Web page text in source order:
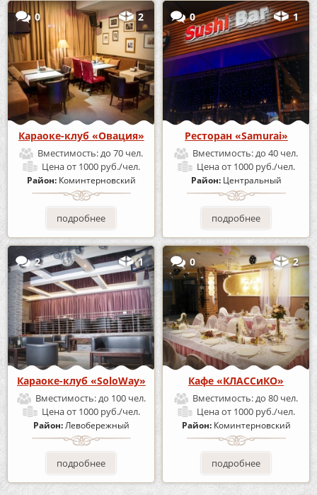
0 2
Караоке-клуб «Овация»
Вместимость:до 70 чел.
Ценаот 1000 руб./чел.
Район: Коминтерновский
подробнее
0 1
Ресторан «Samurai»
Вместимость:до 40 чел.
Ценаот 1000 руб./чел.
Район: Центральный
подробнее
2 1
Караоке-клуб «SoloWay»
Вместимость:до 100 чел.
Ценаот 1000 руб./чел.
Район:Левобережный
подробнее
0 2
Кафе «КЛАССиКО»
Вместимость:до 80 чел.
Ценаот 1000 руб./чел.
Район: Коминтерновский
подробнее